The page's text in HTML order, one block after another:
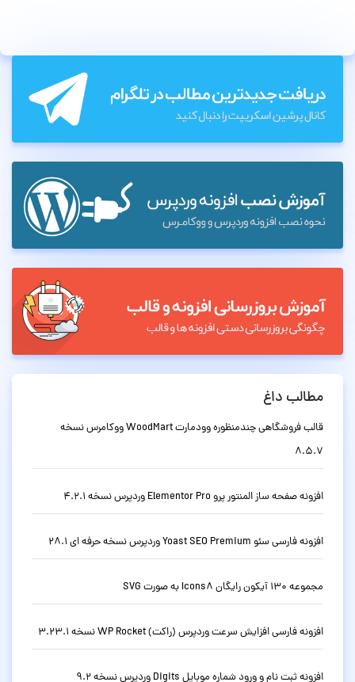
مطالب داغ
قالب فروشگاهی چندمنظوره وودمارت WoodMart ووکامرس نسخه
8.5.7
افزونه صفحه ساز المنتور پرو Elementor Pro وردپرس نسخه 4.2.1
افزونه فارسی سئو Yoast SEO Premium وردپرس نسخه حرفه ای 28.1
مجموعه 130 آیکون رایگان Icons8 به صورت SVG
افزونه فارسی افزایش سرعت وردپرس (راکت) WP Rocket نسخه 3.23.1
افزونه ثبت نام و ورود شماره موبایل Digits وردپرس نسخه 9.2